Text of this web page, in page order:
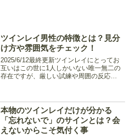
ツインレイ男性の特徴とは？見分
け方や雰囲気をチェック！
2025/6/12最終更新ツインレイにとってお
互いはこの世に1人しかいない唯一無二の
存在ですが、厳しい試練や周囲の反応、
ょう。今回はツインレイ女性がパートナ
ーを見分ける...
本物のツインレイだけが分かる
「忘れないで」のサインとは？会
えないからこそ気付く事